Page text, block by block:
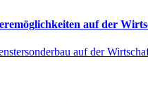
auf der
auf der